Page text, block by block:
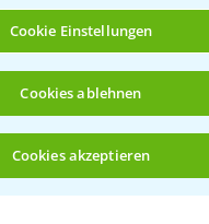
(noch 4)
Cookie Einstellungen
Cookies ablehnen
Cookies akzeptieren